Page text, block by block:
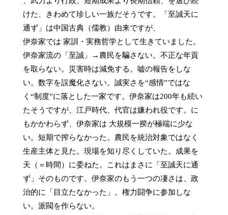
けた、きわめて珍しい一族だそうです。「至誠天に
通ず」は中国古典（儒教）由来ですが、
伊奈家では 家訓・実務哲学として生きていました。
伊奈家流の「至誠」→農民を騙さない。不正な年貢
を取らない。災害時は減免する。嘘の報告をしな
い。数字を誤魔化さない。誠実さを“感情”ではな
く“制度”に落とした一家です。伊奈家は200年も続い
たそうですが、江戸時代、代官は嫌われ役です。に
もかかわらず、伊奈家は 大規模一揆が極端に少な
い。短期で搾らなかった。農民を統治対象ではなく
生産主体と見た。現場を知り尽くしていた。成果を
天（＝時間）に委ねた。これはまさに「至誠天に通
ず」そのものです。伊奈家のもう一つの凄さは、政
治的に「目立たなかった」。権力闘争に参加しな
い。派閥を作らない。